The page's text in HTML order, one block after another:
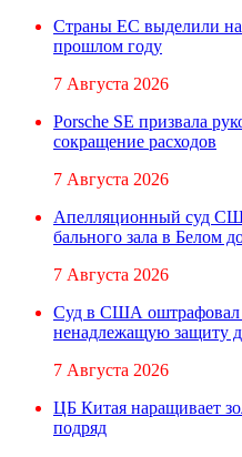
Страны ЕС выделили
прошлом году
7 Августа 2026
Porsche SE призвала
сокращение расходов
7 Августа 2026
Апелляционный суд
бального зала в Белом
7 Августа 2026
Суд в США оштрафовал
ненадлежащую защиту
7 Августа 2026
ЦБ Китая наращивает
подряд